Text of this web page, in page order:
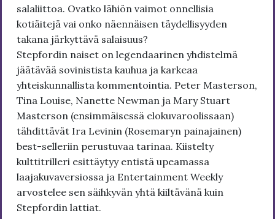
salaliittoa. Ovatko lähiön vaimot onnellisia
kotiäitejä vai onko näennäisen täydellisyyden
takana järkyttävä salaisuus?
Stepfordin naiset on legendaarinen yhdistelmä
jäätävää sovinistista kauhua ja karkeaa
yhteiskunnallista kommentointia. Peter Masterson,
Tina Louise, Nanette Newman ja Mary Stuart
Masterson (ensimmäisessä elokuvaroolissaan)
tähdittävät Ira Levinin (Rosemaryn painajainen)
best-selleriin perustuvaa tarinaa. Kiistelty
kulttitrilleri esittäytyy entistä upeamassa
laajakuvaversiossa ja Entertainment Weekly
arvostelee sen säihkyvän yhtä kiiltävänä kuin
Stepfordin lattiat.